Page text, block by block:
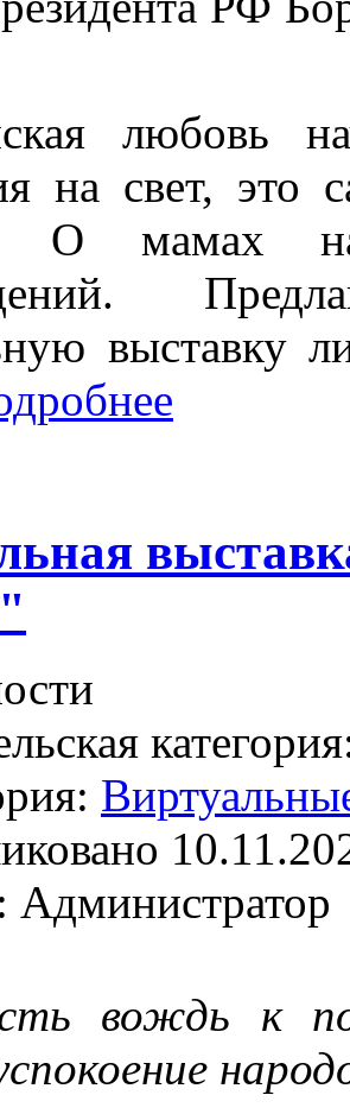
любовь
на свет, это
О мамах
выставку
Администратор
вождь к